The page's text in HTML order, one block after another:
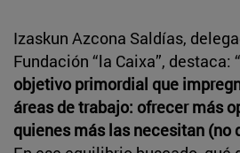
Izaskun Azcona Saldías,
Fundación “la Caixa”, destaca: “
objetivo primordial que
áreas de trabajo: ofrecer más
quienes más las necesitan (no